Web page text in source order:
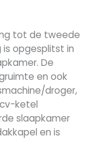
tot de tweede
opgesplitst in
De
en ook
droger,
ketel
slaapkamer
en is